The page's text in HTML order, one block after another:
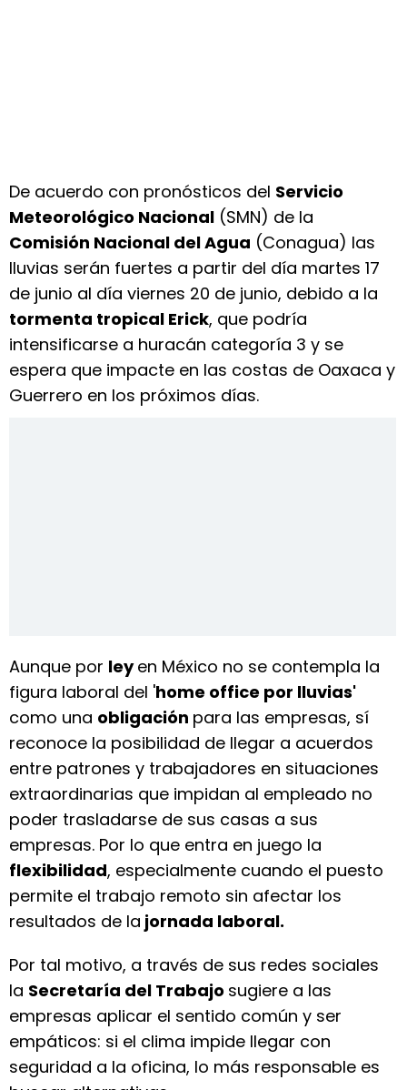
De acuerdo con pronósticos del Servicio
Meteorológico Nacional (SMN) de la
Comisión Nacional del Agua (Conagua) las
lluvias serán fuertes a partir del día martes 17
de junio al día viernes 20 de junio, debido a la
tormenta tropical Erick, que podría
intensificarse a huracán categoría 3 y se
espera que impacte en las costas de Oaxaca y
Guerrero en los próximos días.
Aunque por leyen México no se contempla la
figura laboral del 'home office por lluvias'
como una obligación para las empresas, sí
reconoce la posibilidad de llegar a acuerdos
entre patrones y trabajadores en situaciones
extraordinarias que impidan al empleado no
poder trasladarse de sus casas a sus
empresas. Por lo que entra en juego la
flexibilidad, especialmente cuando el puesto
permite el trabajo remoto sin afectar los
resultados de la jornada laboral.
Por tal motivo, a través de sus redes sociales
la Secretaría del Trabajo sugiere a las
empresas aplicar el sentido común y ser
empáticos: si el clima impide llegar con
seguridad a la oficina, lo más responsable es